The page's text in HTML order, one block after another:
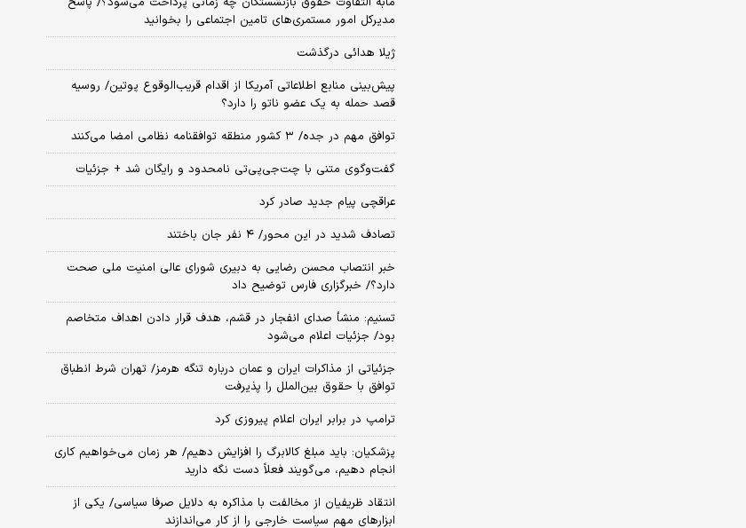
مدیرکل امور مستمری‌های تامین اجتماعی را بخوانید
ژیلا هدائی درگذشت
پیش‌بینی منابع اطلاعاتی آمریکا از اقدام قریب‌الوقوع پوتین/ روسیه
قصد حمله به یک عضو ناتو را دارد؟
توافق مهم در جده/ ۳ کشور منطقه توافقنامه نظامی امضا می‌کنند
گفت‌وگوی متنی با چت‌جی‌پی‌تی نامحدود و رایگان شد + جزئیات
عراقچی پیام جدید صادر کرد
تصادف شدید در این محور/ ۴ نفر جان باختند
خبر انتصاب محسن رضایی به دبیری شورای عالی امنیت ملی صحت
دارد؟/ خبرگزاری فارس توضیح داد
تسنیم: منشأ صدای انفجار در قشم، هدف قرار دادن اهداف متخاصم
بود/ جزئیات اعلام می‌شود
جزئیاتی از مذاکرات ایران و عمان درباره تنگه هرمز/ تهران شرط انطباق
توافق با حقوق بین‌الملل را پذیرفت
ترامپ در برابر ایران اعلام پیروزی کرد
پزشکیان: باید مبلغ کالابرگ را افزایش دهیم/ هر زمان می‌خواهیم کاری
انجام دهیم، می‌گویند فعلاً دست نگه دارید
انتقاد ظریفیان از مخالفت با مذاکره به دلایل صرفا سیاسی/ یکی از
ابزارهای مهم سیاست خارجی را از کار می‌اندازند